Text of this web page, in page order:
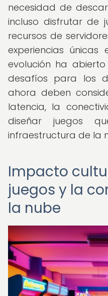
necesidad de
incluso disfrutar de
recursos de
experiencias únicas
evolución ha
desafíos para los
ahora deben
latencia, la
diseñar juegos
infraestructura de la
Impacto
juegos y la
la nube